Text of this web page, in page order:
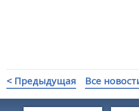
< Предыдущая Все